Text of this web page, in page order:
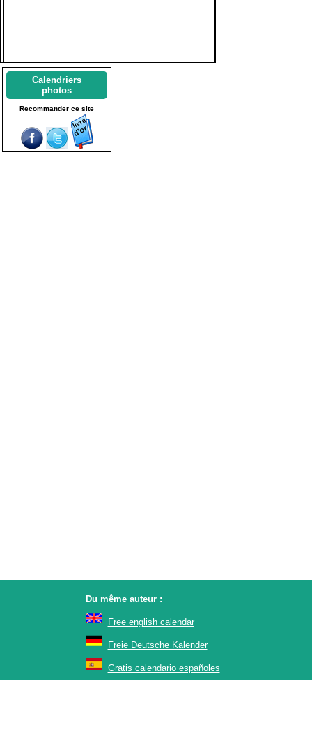
Calendriers
photos
Recommander ce site
Du même auteur :
Free english calendar
Freie Deutsche Kalender
Gratis calendario españoles